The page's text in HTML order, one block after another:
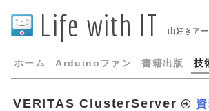
Life with IT 山好きア
ホーム Arduinoファン 書籍出版 技
VERITAS ClusterServer